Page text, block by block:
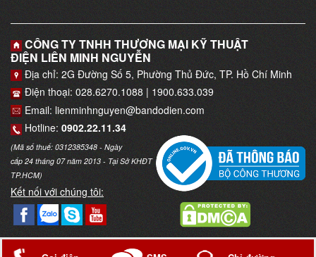
CÔNG TY TNHH THƯƠNG MẠI KỸ THUẬT
ĐIỆN LIÊN MINH NGUYỄN
Địa chỉ: 2G Đường Số 5, Phường Thủ Đức, TP. Hồ Chí Minh
Điện thoại: 028.6270.1088 | 1900.633.039
Email: lienminhnguyen@bandodien.com
Hotline: 0902.22.11.34
(Mã số thuế: 0312385348 - Ngày
cấp 24 tháng 07 năm 2013 - Tại Sở KHĐT
TP.HCM)
Kết nối với chúng tôi: